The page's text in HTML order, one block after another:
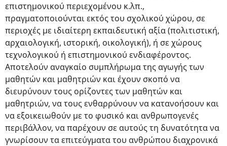
επιστημονικού περιεχομένου κ.λπ.,
πραγματοποιούνται εκτός του σχολικού χώρου, σε
περιοχές με ιδιαίτερη εκπαιδευτική αξία (πολιτιστική,
αρχαιολογική, ιστορική, οικολογική), ή σε χώρους
τεχνολογικού ή επιστημονικού ενδιαφέροντος.
Αποτελούν αναγκαίο συμπλήρωμα της αγωγής των
μαθητών και μαθητριών και έχουν σκοπό να
διευρύνουν τους ορίζοντες των μαθητών και
μαθητριών, να τους ενθαρρύνουν να κατανοήσουν και
να εξοικειωθούν με το φυσικό και ανθρωπογενές
περιβάλλον, να παρέχουν σε αυτούς τη δυνατότητα να
γνωρίσουν τα επιτεύγματα του ανθρώπου διαχρονικά